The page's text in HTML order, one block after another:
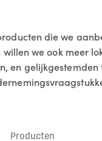
die we
we ook meer
en gelijkgestemden
Producten